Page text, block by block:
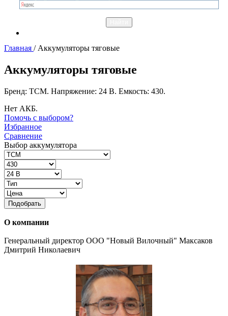
Главная / Аккумуляторы тяговые
Аккумуляторы тяговые
Бренд: TCM. Напряжение: 24 В. Емкость: 430.
Нет АКБ.
Помочь с выбором?
Избранное
Сравнение
Выбор аккумулятора
Подобрать
О компании
Генеральный директор ООО "Новый Вилочный" Максаков
Дмитрий Николаевич